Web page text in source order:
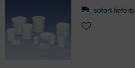
sofort